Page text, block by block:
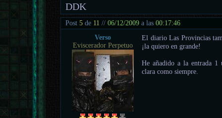
DDK
Post5 de 11 //06/12/2009 a las00:17:46
Verso
Eviscerador Perpetuo
El diario Las Provincias
¡la quiero en grande!
He añadido a la entrada
clara como siempre.